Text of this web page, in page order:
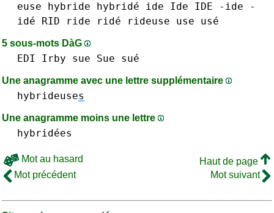
euse
hybride hybridé
ide Ide IDE -ide -
idé
RID ride ridé rideuse use usé
5 sous-mots DàG
EDI Irby sue Sue sué
Une anagramme avec une lettre supplémentaire
hybrideuses
Une anagramme moins une lettre
hybridées
Mot au hasard
Haut de page
Mot précédent
Mot suivant